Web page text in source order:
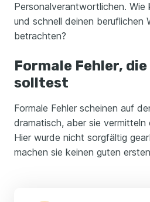
Personalverantwortlichen. Wie
und schnell deinen beruflichen
betrachten?
Formale Fehler,
solltest
Formale Fehler scheinen auf
dramatisch, aber sie vermitteln
Hier wurde nicht sorgfältig
machen sie keinen guten